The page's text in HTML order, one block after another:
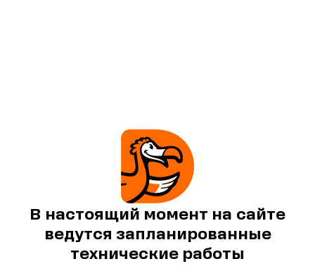
В настоящий момент на сайте
ведутся запланированные
технические работы